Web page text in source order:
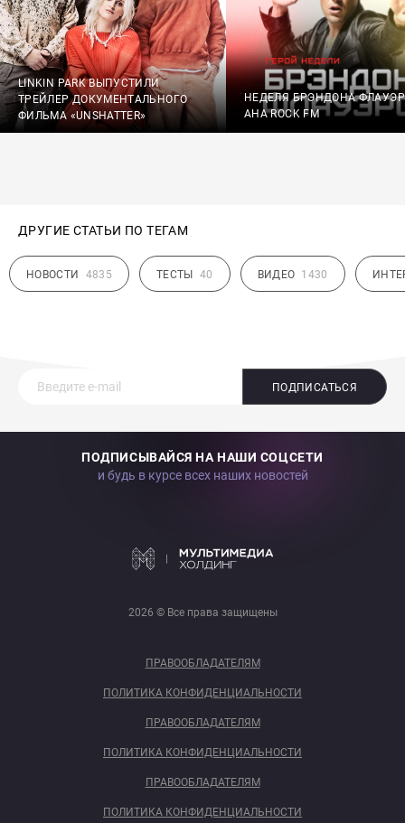
LINKIN PARK ВЫПУСТИЛИ
ТРЕЙЛЕР ДОКУМЕНТАЛЬНОГО
ФИЛЬМА «UNSHATTER»
НЕДЕЛЯ БРЭНДОНА
АНА ROCK FM
ДРУГИЕ СТАТЬИ ПО ТЕГАМ
НОВОСТИ 4835 ТЕСТЫ 40 ВИДЕО 1430
ПОДПИСАТЬСЯ
ПОДПИСЫВАЙСЯ НА НАШИ СОЦСЕТИ
и будь в курсе всех наших новостей
2026 © Все права защищены
ПРАВООБЛАДАТЕЛЯМ
ПОЛИТИКА КОНФИДЕНЦИАЛЬНОСТИ
ПРАВООБЛАДАТЕЛЯМ
ПОЛИТИКА КОНФИДЕНЦИАЛЬНОСТИ
ПРАВООБЛАДАТЕЛЯМ
ПОЛИТИКА КОНФИДЕНЦИАЛЬНОСТИ